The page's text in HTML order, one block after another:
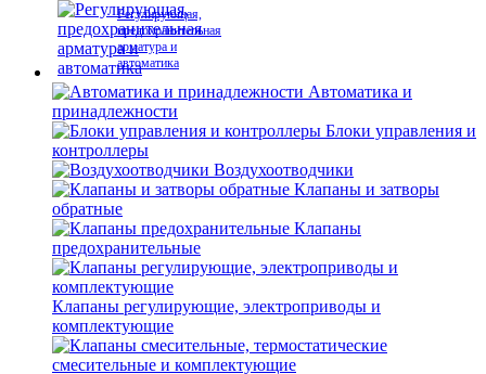
Регулирующая,
предохранительная
арматура и
автоматика
Автоматика и
принадлежности
Блоки управления и
контроллеры
Воздухоотводчики
Клапаны и затворы
обратные
Клапаны
предохранительные
Клапаны регулирующие, электроприводы и
комплектующие